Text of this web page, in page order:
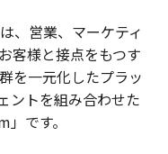
、営業、マーケティ
客様と接点をもつす
を一元化したプラッ
ントを組み合わせた
です。